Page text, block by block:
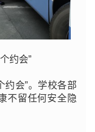
约会”
约会”。学校各部
不留任何安全隐